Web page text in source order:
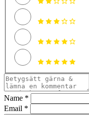
Name *
Email *